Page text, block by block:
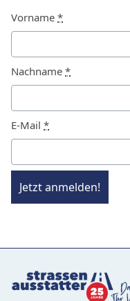
Vorname *
Nachname *
E-Mail *
Jetzt anmelden!